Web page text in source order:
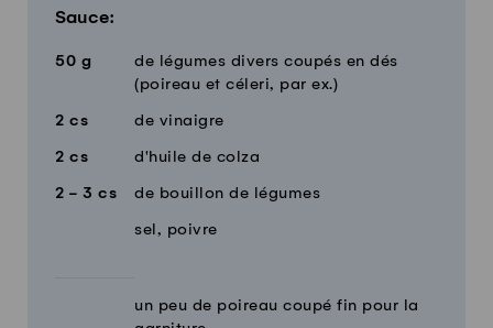
Sauce:
50 g
de légumes divers coupés en dés
(poireau et céleri, par ex.)
2 cs de vinaigre
2 cs d'huile de colza
2 - 3 cs de bouillon de légumes
sel, poivre
un peu de poireau coupé fin pour la